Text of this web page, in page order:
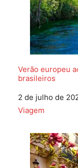
Verão europeu
brasileiros
Data
2 de julho de
Em relação a
Viagem